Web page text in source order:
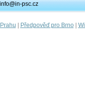
psc.cz
| Předpověď pro Brno|